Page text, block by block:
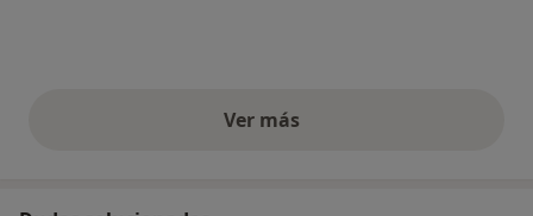
Ver másopiniones anteriores